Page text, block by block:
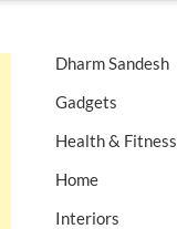
Dharm Sandesh
Gadgets
Health & Fitness
Home
Interiors